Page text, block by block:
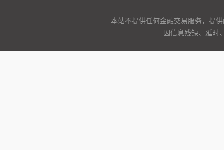
本站不提供任何金融交易服务，提
因信息残缺、延时